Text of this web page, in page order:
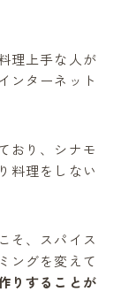
理上手な人が
ンターネット
おり、シナモ
料理をしない
そ、スパイス
ングを変えて
りすることが